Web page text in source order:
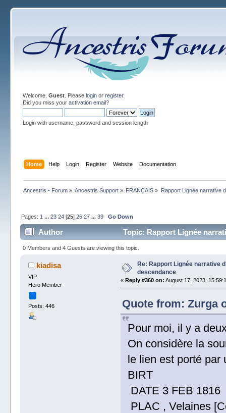
Welcome, Guest. Please loginor register.
Did you miss your activation email?
Login with username, password and session length
Home Help Login Register Website Documentation
Ancestris - Forum» Ancestris Support » FRANÇAIS » Rapport Lignée narrative
Pages: 1 ... 23 24[25] 26 27 ... 39 Go Down
Author Topic: Rapport Lignée
0 Members and 4 Guests are viewing this topic.
kiadisa
VIP
Hero Member
Posts: 446
Re: Rapport Lignée narrative
descendance
«Reply #360 on: August 17, 2023,
Quote from: Zurga
Pour moi, il y a
On considère la
le lien est porté par
BIRT
DATE 3 FEB 1816
PLAC , Velaines